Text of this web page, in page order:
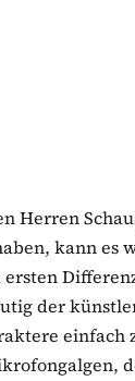
Herren
kann es
der
einfach